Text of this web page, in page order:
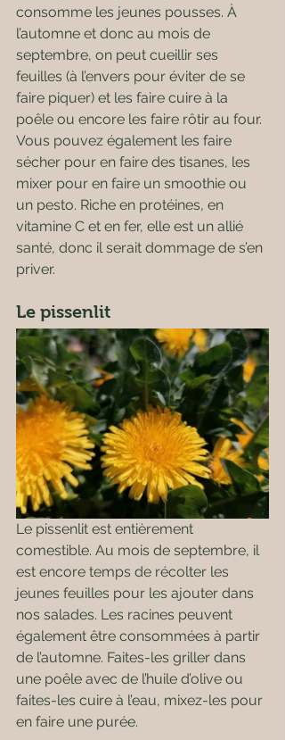
consomme les jeunes pousses. À
l’automne et donc au mois de
septembre, on peut cueillir ses
feuilles (à l’envers pour éviter de se
faire piquer) et les faire cuire à la
poêle ou encore les faire rôtir au four.
Vous pouvez également les faire
sécher pour en faire des tisanes, les
mixer pour en faire un smoothie ou
un pesto. Riche en protéines, en
vitamine C et en fer, elle est un allié
santé, donc il serait dommage de s’en
priver.
Le pissenlit
Le pissenlit est entièrement
comestible. Au mois de septembre, il
est encore temps de récolter les
jeunes feuilles pour les ajouter dans
nos salades. Les racines peuvent
également être consommées à partir
de l’automne. Faites-les griller dans
une poêle avec de l’huile d’olive ou
faites-les cuire à l’eau, mixez-les pour
en faire une purée.